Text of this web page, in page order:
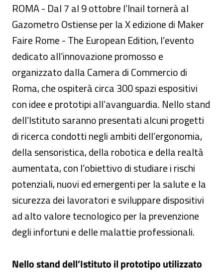
ROMA - Dal 7 al 9 ottobre l’Inail tornerà al
Gazometro Ostiense per la X edizione di Maker
Faire Rome - The European Edition, l’evento
dedicato all’innovazione promosso e
organizzato dalla Camera di Commercio di
Roma, che ospiterà circa 300 spazi espositivi
con idee e prototipi all’avanguardia. Nello stand
dell’Istituto saranno presentati alcuni progetti
di ricerca condotti negli ambiti dell’ergonomia,
della sensoristica, della robotica e della realtà
aumentata, con l’obiettivo di studiare i rischi
potenziali, nuovi ed emergenti per la salute e la
sicurezza dei lavoratori e sviluppare dispositivi
ad alto valore tecnologico per la prevenzione
degli infortuni e delle malattie professionali.
Nello stand dell’Istituto il prototipo utilizzato